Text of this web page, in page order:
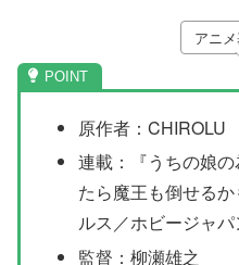
アニ
原作者：CHIROLU
連載：『うちの娘
たら魔王も倒せる
ルス／ホビージャパ
監督：柳瀬雄之